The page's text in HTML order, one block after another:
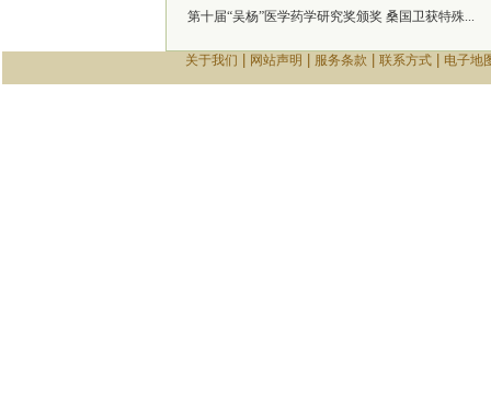
第十届“吴杨”医学药学研究奖颁奖 桑国卫获特殊...
关于我们 网站声明 服务条款 联系方式| 电子地